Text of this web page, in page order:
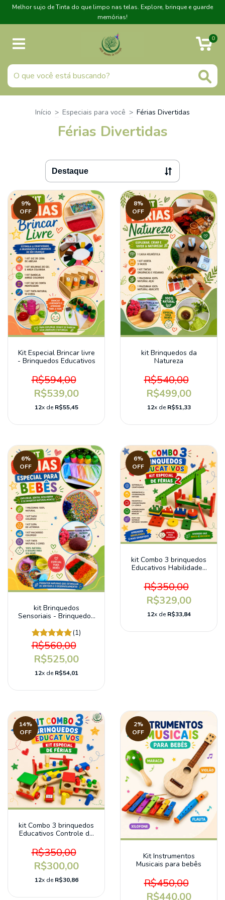
Melhor sujo de Tinta do que limpo nas telas. Explore, brinque e guarde
memórias!
0
Início > Especiais para você > Férias Divertidas
Férias Divertidas
9%
OFF
Kit Especial Brincar livre
- Brinquedos Educativos
R$594,00
R$539,00
12x deR$55,45
8%
OFF
kit Brinquedos da
Natureza
R$540,00
R$499,00
12x deR$51,33
6%
OFF
kit Brinquedos
Sensoriais - Brinquedos
(1)
R$560,00
R$525,00
12x deR$54,01
6%
OFF
kit Combo 3 brinquedos
Educativos Habilidades
R$350,00
R$329,00
12x deR$33,84
14%
OFF
kit Combo 3 brinquedos
Educativos Controle da
R$350,00
R$300,00
12x deR$30,86
2%
OFF
Kit Instrumentos
Musicais para bebês
R$450,00
R$440,00